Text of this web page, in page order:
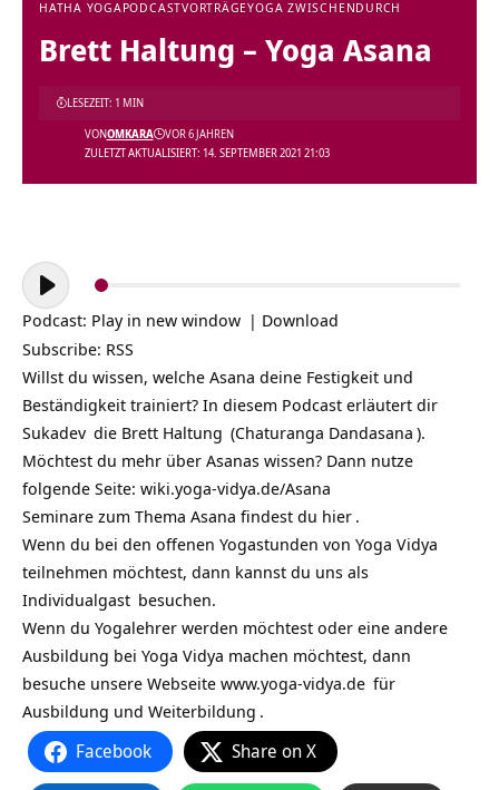
HATHA YOGAPODCASTVORTRÄGEYOGA ZWISCHENDURCH
Brett Haltung – Yoga Asana
ZULETZT AKTUALISIERT: 14. SEPTEMBER 2021 21:03
VONOMKARA VOR 6 JAHREN
LESEZEIT: 1 MIN
Audio-
Player
Podcast: Play in new window | Download
Subscribe: RSS
Willst du wissen, welche Asana deine Festigkeit und
Beständigkeit trainiert? In diesem Podcast erläutert dir
Sukadev die Brett Haltung (Chaturanga Dandasana ).
Möchtest du mehr über Asanas wissen? Dann nutze
folgende Seite: wiki.yoga-vidya.de/Asana
Seminare zum Thema Asana findest du hier .
Wenn du bei den offenen Yogastunden von Yoga Vidya
teilnehmen möchtest, dann kannst du uns als
Individualgast besuchen.
Wenn du Yogalehrer werden möchtest oder eine andere
Ausbildung bei Yoga Vidya machen möchtest, dann
besuche unsere Webseite www.yoga-vidya.de für
Ausbildung und Weiterbildung .
Facebook Share on X